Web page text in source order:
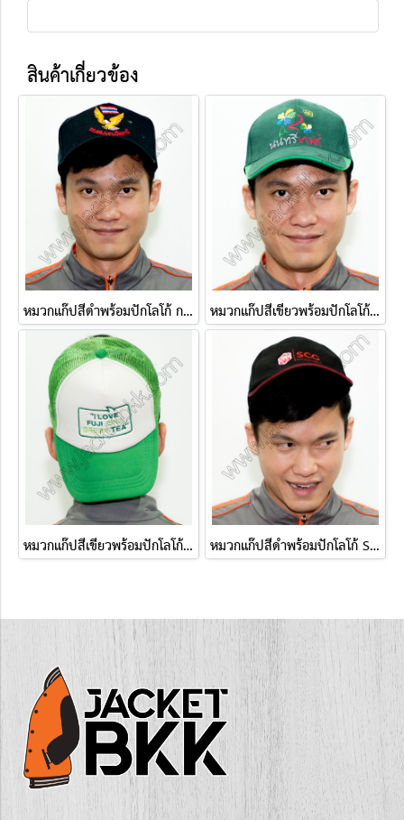
สินค้าเกี่ยวข้อง
หมวกแก๊ปสีดำพร้อมปักโลโก้ กก.สส.ภ.จว.ปัตตานี หมวกแก๊ปสีเขียวพร้อมปักโลโก้ นนทรีเกมส์
หมวกแก๊ปสีเขียวพร้อมปักโลโก้ I LOVE FUJI CHA GREEN TEA หมวกแก๊ปสีดำพร้อมปักโลโก้ SCG